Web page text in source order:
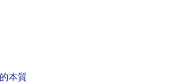
本質